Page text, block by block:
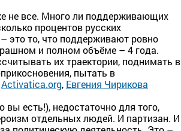
не все. Много ли поддерживающих
процентов русских
это то, что поддерживают ровно
и полном объёме – 4 года.
их траектории, поднимать в
пытать в
Activatica.org, Евгения Чирикова
есть!), недостаточно для того,
отдельных людей. И партизан. И